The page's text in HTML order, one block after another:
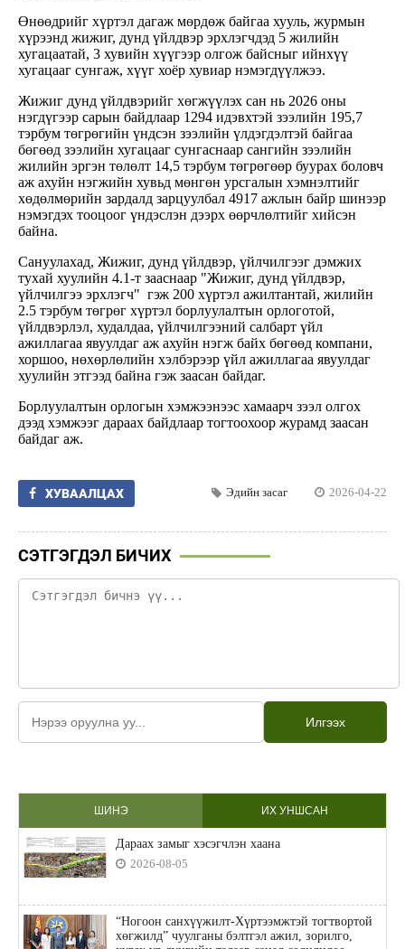
Өнөөдрийг хүртэл дагаж мөрдөж байгаа хууль, журмын
хүрээнд жижиг, дунд үйлдвэр эрхлэгчдэд 5 жилийн
хугацаатай, 3 хувийн хүүгээр олгож байсныг ийнхүү
хугацааг сунгаж, хүүг хоёр хувиар нэмэгдүүлжээ.
Жижиг дунд үйлдвэрийг хөгжүүлэх сан нь 2026 оны
нэгдүгээр сарын байдлаар 1294 идэвхтэй зээлийн 195,7
тэрбум төгрөгийн үндсэн зээлийн үлдэгдэлтэй байгаа
бөгөөд зээлийн хугацааг сунгаснаар сангийн зээлийн
жилийн эргэн төлөлт 14,5 тэрбум төгрөгөөр буурах боловч
аж ахуйн нэгжийн хувьд мөнгөн урсгалын хэмнэлтийг
хөдөлмөрийн зардалд зарцуулбал 4917 ажлын байр шинээр
нэмэгдэх тооцоог үндэслэн дээрх өөрчлөлтийг хийсэн
байна.
Сануулахад, Жижиг, дунд үйлдвэр, үйлчилгээг дэмжих
тухай хуулийн 4.1-т зааснаар "Жижиг, дунд үйлдвэр,
үйлчилгээ эрхлэгч" гэж 200 хүртэл ажилтантай, жилийн
2.5 тэрбум төгрөг хүртэл борлуулалтын орлоготой,
үйлдвэрлэл, худалдаа, үйлчилгээний салбарт үйл
ажиллагаа явуулдаг аж ахуйн нэгж байх бөгөөд компани,
хоршоо, нөхөрлөлийн хэлбэрээр үйл ажиллагаа явуулдаг
хуулийн этгээд байна гэж заасан байдаг.
Борлуулалтын орлогын хэмжээнээс хамаарч зээл олгох
дээд хэмжээг дараах байдлаар тогтоохоор журамд заасан
байдаг аж.
ХУВААЛЦАХ Эдийн засаг 2026-04-22
СЭТГЭГДЭЛ БИЧИХ
Илгээх
ШИНЭ ИХ УНШСАН
Дараах замыг хэсэгчлэн хаана
2026-08-05
“Ногоон санхүүжилт-Хүртээмжтэй тогтвортой
хөгжилд” чуулганы бэлтгэл ажил, зорилго,